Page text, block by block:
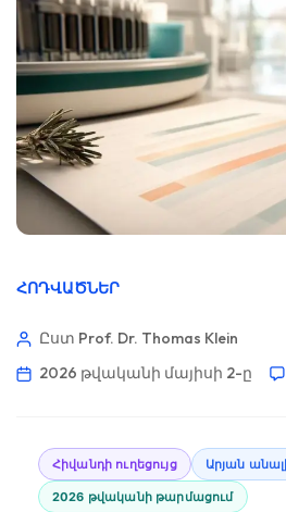
ՀՈԴՎԱԾՆԵՐ
Ըստ Prof. Dr. Thomas Klein
2026 թվականի մայիսի 2-ը
Հիվանդի ուղեցույց Արյան
2026 թվականի թարմացում